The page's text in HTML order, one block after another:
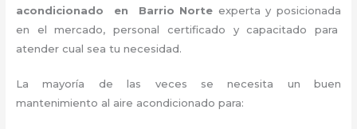
acondicionado en Barrio Norte experta y posicionada
en el mercado, personal certificado y capacitado para
atender cual sea tu necesidad.
La mayoría de las veces se necesita un buen
mantenimiento al aire acondicionado para: